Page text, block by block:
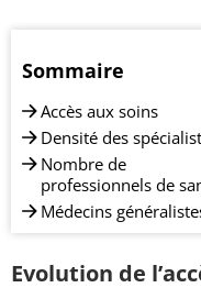
Sommaire
Accès aux soins
Densité des
Nombre de
professionnels de
Médecins
Evolution de